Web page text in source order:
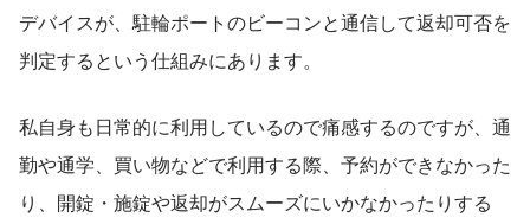
デバイスが、駐輪ポートのビーコンと通信して返却可否を
判定するという仕組みにあります。
私自身も日常的に利用しているので痛感するのですが、通
勤や通学、買い物などで利用する際、予約ができなかった
り、開錠・施錠や返却がスムーズにいかなかったりする